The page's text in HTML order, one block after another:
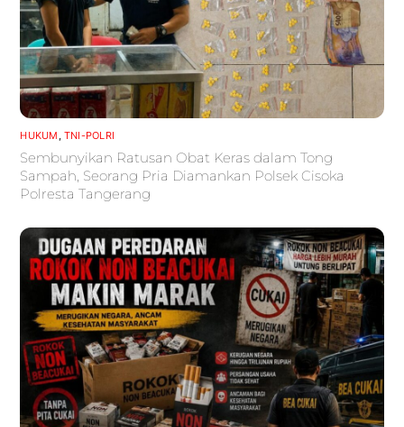
HUKUM , TNI-POLRI
Sembunyikan Ratusan Obat Keras dalam Tong
Sampah, Seorang Pria Diamankan Polsek Cisoka
Polresta Tangerang